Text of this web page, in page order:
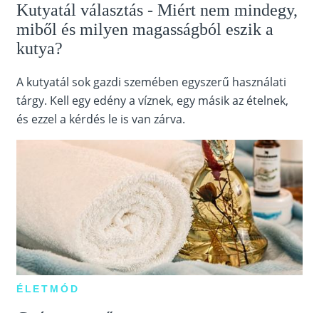
Kutyatál választás - Miért nem mindegy,
miből és milyen magasságból eszik a
kutya?
A kutyatál sok gazdi szemében egyszerű használati
tárgy. Kell egy edény a víznek, egy másik az ételnek,
és ezzel a kérdés le is van zárva.
ÉLETMÓD